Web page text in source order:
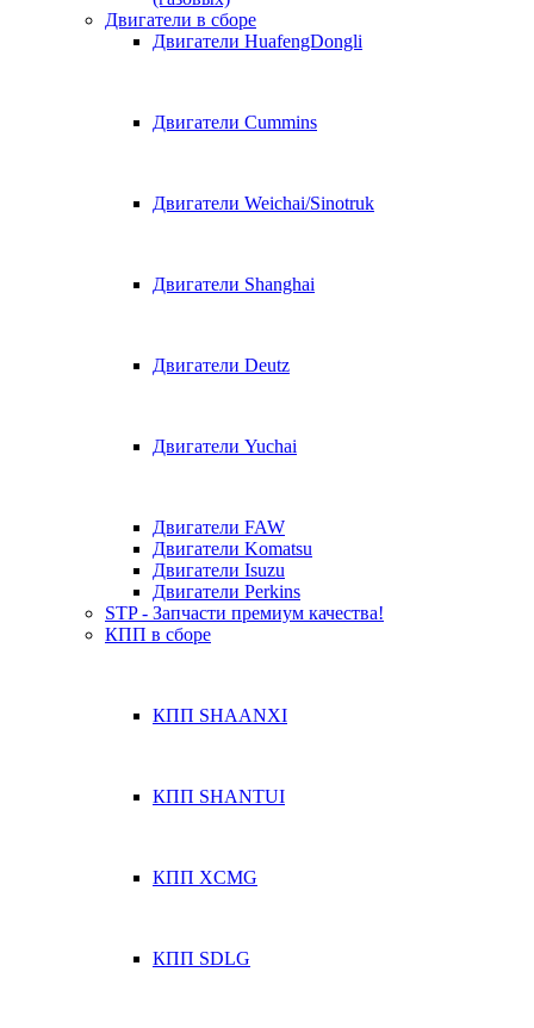
Двигатели в сборе
Двигатели HuafengDongli
Двигатели Cummins
Двигатели Weichai/Sinotruk
Двигатели Shanghai
Двигатели Deutz
Двигатели Yuchai
Двигатели FAW
Двигатели Komatsu
Двигатели Isuzu
Двигатели Perkins
STP - Запчасти премиум качества!
КПП в сборе
КПП SHAANXI
КПП SHANTUI
КПП XCMG
КПП SDLG